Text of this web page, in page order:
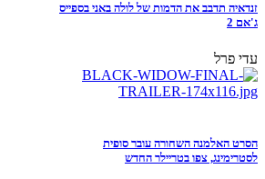
זנדאיה תדבב את הדמות של לולה באני בספייס
ג'אם 2
עדי פרל
הסרט האלמנה השחורה עובר סופית
לסטרימינג, צפו בטריילר החדש